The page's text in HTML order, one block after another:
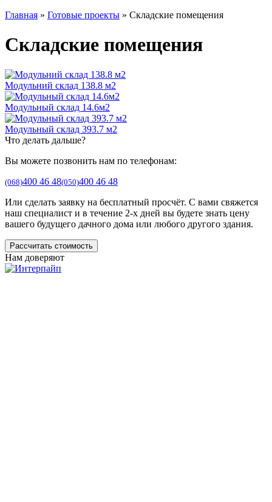
Главная » Готовые проекты » Складские помещения
Складские помещения
Модульний склад 138.8 м2
Модульный склад 14.6м2
Модульный склад 393.7 м2
Что делать дальше?
Вы можете позвонить нам по телефонам:
(068)400 46 48(050)400 46 48
Или сделать заявку на бесплатный просчёт. С вами свяжется
наш специалист и в течение 2-х дней вы будете знать цену
вашего будущего дачного дома или любого другого здания.
Рассчитать стоимость
Нам доверяют